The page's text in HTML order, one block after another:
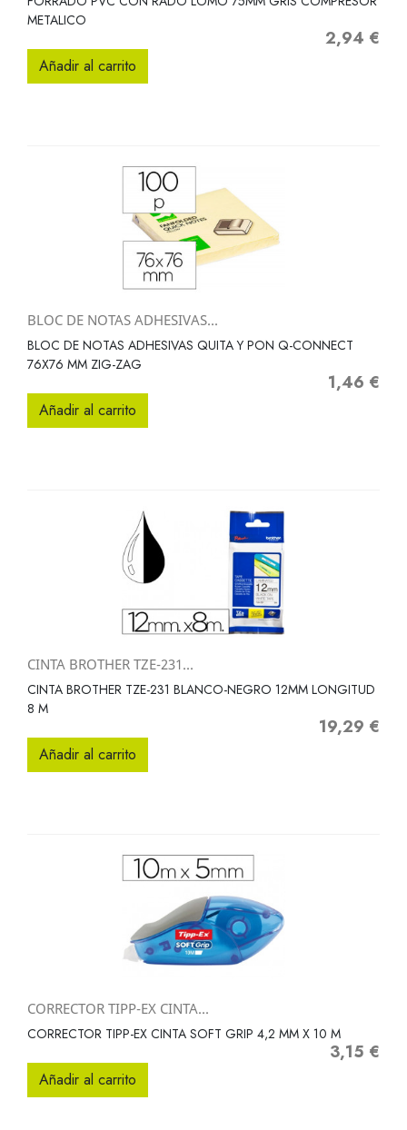
METALICO
Precio
2,94 €
Añadir al carrito
BLOC DE NOTAS ADHESIVAS...
BLOC DE NOTAS ADHESIVAS QUITA Y PON Q-CONNECT
76X76 MM ZIG-ZAG
Precio
1,46 €
Añadir al carrito
CINTA BROTHER TZE-231...
CINTA BROTHER TZE-231 BLANCO-NEGRO 12MM LONGITUD
8 M
Precio
19,29 €
Añadir al carrito
CORRECTOR TIPP-EX CINTA...
CORRECTOR TIPP-EX CINTA SOFT GRIP 4,2 MM X 10 M
Precio
3,15 €
Añadir al carrito